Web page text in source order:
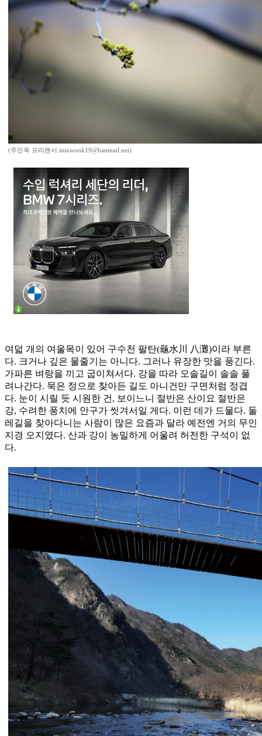
(주민욱 프리랜서 minwook19@hanmail.net)
여덟 개의 여울목이 있어 구수천 팔탄(龜水川 八灘)이라 부른
다. 크거나 깊은 물줄기는 아니다. 그러나 유장한 맛을 풍긴다.
가파른 벼랑을 끼고 굽이쳐서다. 강을 따라 오솔길이 솔솔 풀
려나간다. 묵은 정으로 찾아든 길도 아니건만 구면처럼 정겹
다. 눈이 시릴 듯 시원한 건, 보이느니 절반은 산이요 절반은
강, 수려한 풍치에 안구가 씻겨서일 게다. 이런 데가 드물다. 둘
레길을 찾아다니는 사람이 많은 요즘과 달라 예전엔 거의 무인
지경 오지였다. 산과 강이 농밀하게 어울려 허전한 구석이 없
다.